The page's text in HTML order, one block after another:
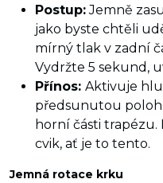
Postup:Jemně
jako byste chtěli
mírný tlak v zadní
Vydržte 5 sekund,
Přínos: Aktivuje
předsunutou
horní části
cvik, ať je to tento.
Jemná rotace krku